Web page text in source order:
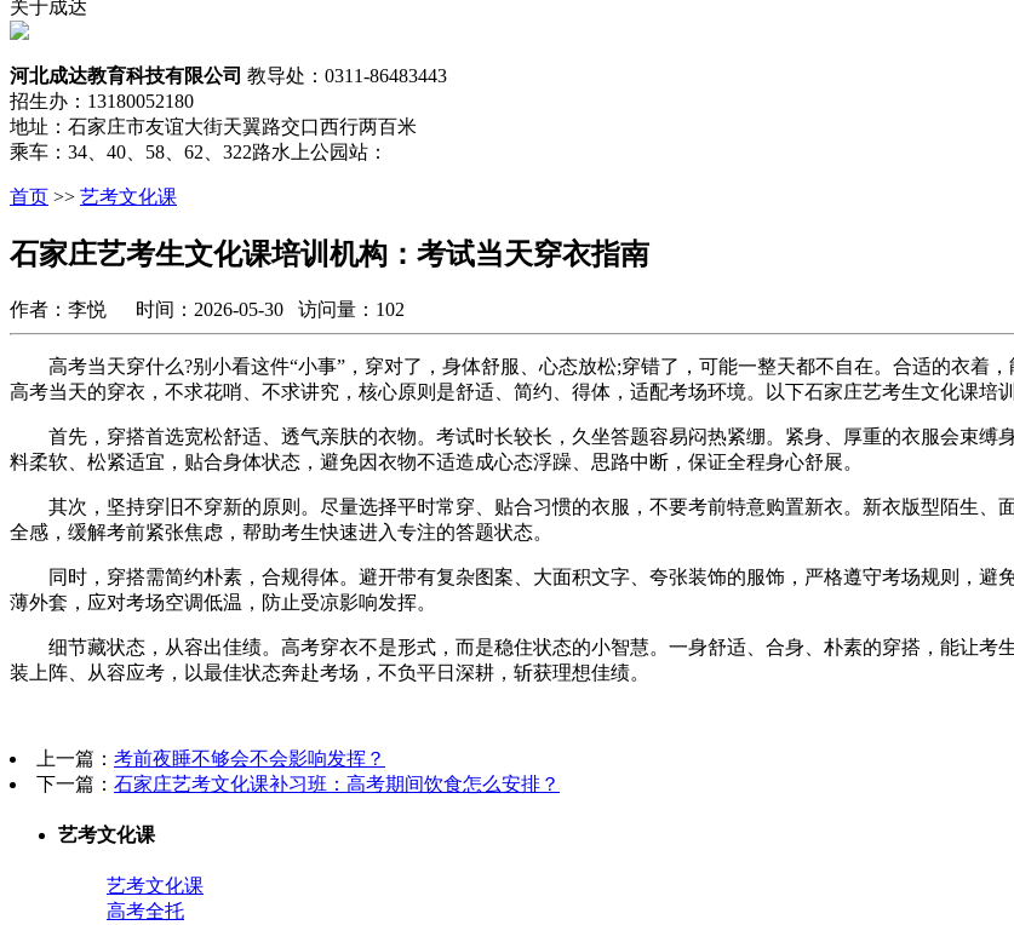
关于成达
河北成达教育科技有限公司 教导处：0311-86483443
招生办：13180052180
地址：石家庄市友谊大街天翼路交口西行两百米
乘车：34、40、58、62、322路水上公园站：
首页 >> 艺考文化课
石家庄艺考生文化课培训机构：考试当天穿衣指南
作者：李悦 时间：2026-05-30 访问量：102
高考当天穿什么?别小看这件“小事”，穿对了，身体舒服、心态放松;穿错了，可能一整天都不自在。合适的衣着，
高考当天的穿衣，不求花哨、不求讲究，核心原则是舒适、简约、得体，适配考场环境。以下石家庄艺考生文化课培
首先，穿搭首选宽松舒适、透气亲肤的衣物。考试时长较长，久坐答题容易闷热紧绷。紧身、厚重的衣服会束缚
料柔软、松紧适宜，贴合身体状态，避免因衣物不适造成心态浮躁、思路中断，保证全程身心舒展。
其次，坚持穿旧不穿新的原则。尽量选择平时常穿、贴合习惯的衣服，不要考前特意购置新衣。新衣版型陌生、
全感，缓解考前紧张焦虑，帮助考生快速进入专注的答题状态。
同时，穿搭需简约朴素，合规得体。避开带有复杂图案、大面积文字、夸张装饰的服饰，严格遵守考场规则，避
薄外套，应对考场空调低温，防止受凉影响发挥。
细节藏状态，从容出佳绩。高考穿衣不是形式，而是稳住状态的小智慧。一身舒适、合身、朴素的穿搭，能让考
装上阵、从容应考，以最佳状态奔赴考场，不负平日深耕，斩获理想佳绩。
上一篇： 考前夜睡不够会不会影响发挥？
下一篇： 石家庄艺考文化课补习班：高考期间饮食怎么安排？
艺考文化课
艺考文化课
高考全托